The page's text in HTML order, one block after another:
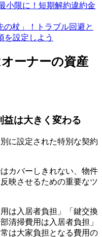
小限に！短期解約違約金
の杖」！トラブル回避と
を設定しよう
ーナーの資産
益は大きく変わる
に設定された特別な契約
カバーしきれない、物件
映させるための重要なツ
は入居者負担」「鍵交換
清掃費用は入居者負担」
は大家負担となる費用の